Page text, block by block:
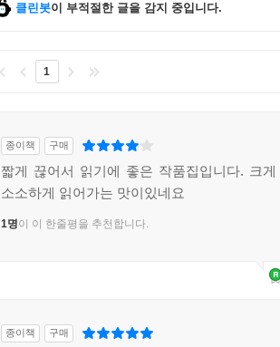
클린봇이 부적절한 글을 감지 중입니다.
1
종이책 구매
짧게 끊어서 읽기에 좋은 작품집입니다. 크
소소하게 읽어가는 맛이있네요
1명이 이 한줄평을 추천합니다.
종이책 구매